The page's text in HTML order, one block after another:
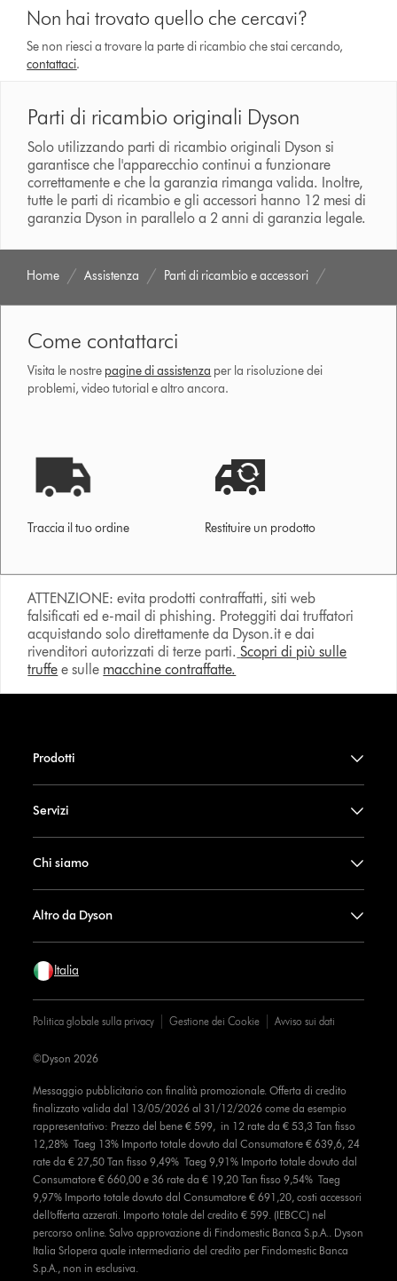
Non hai trovato quello che cercavi?
Se non riesci a trovare la parte di ricambio che stai cercando,
contattaci.
Parti di ricambio originali Dyson
Solo utilizzando parti di ricambio originali Dyson si
garantisce che l'apparecchio continui a funzionare
correttamente e che la garanzia rimanga valida. Inoltre,
tutte le parti di ricambio e gli accessori hanno 12 mesi di
garanzia Dyson in parallelo a 2 anni di garanzia legale.
Home Assistenza Parti di ricambio e accessori
Come contattarci
Visita le nostre pagine di assistenza per la risoluzione dei
problemi, video tutorial e altro ancora.
Traccia il tuo ordine Restituire un prodotto
ATTENZIONE: evita prodotti contraffatti, siti web
falsificati ed e-mail di phishing. Proteggiti dai truffatori
acquistando solo direttamente da Dyson.it e dai
rivenditori autorizzati di terze parti. Scopri di più sulle
truffe e sulle macchine contraffatte.
Prodotti
Servizi
Chi siamo
Altro da Dyson
Italia
Politica globale sulla privacy Gestione dei Cookie Avviso sui dati
Messaggio pubblicitario con finalità promozionale. Offerta di credito
finalizzato valida dal 13/05/2026 al 31/12/2026 come da esempio
rappresentativo: Prezzo del bene € 599, in 12 rate da € 53,3 Tan fisso
12,28% Taeg 13% Importo totale dovuto dal Consumatore € 639,6, 24
rate da € 27,50 Tan fisso 9,49% Taeg 9,91% Importo totale dovuto dal
Consumatore € 660,00 e 36 rate da € 19,20 Tan fisso 9,54% Taeg
9,97% Importo totale dovuto dal Consumatore € 691,20, costi accessori
dell’offerta azzerati. Importo totale del credito € 599. (IEBCC) nel
percorso online. Salvo approvazione di Findomestic Banca S.p.A.. Dyson
Italia Srlopera quale intermediario del credito per Findomestic Banca
S.p.A., non in esclusiva.
©Dyson 2026